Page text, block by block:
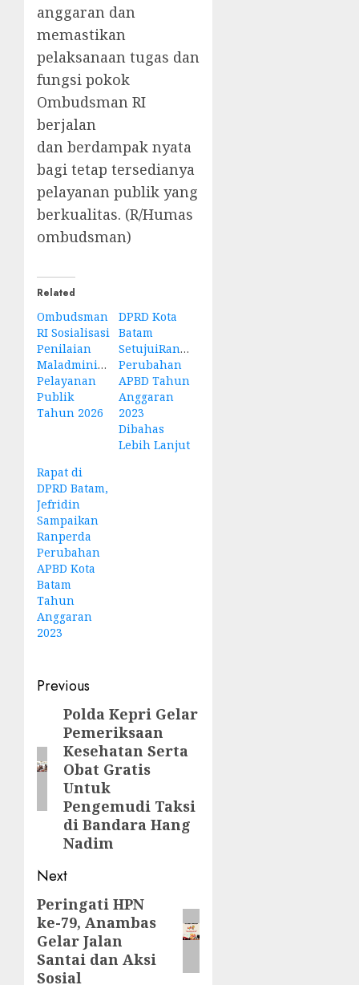
anggaran dan
memastikan
pelaksanaan tugas dan
fungsi pokok
Ombudsman RI
berjalan
dan berdampak nyata
bagi tetap tersedianya
pelayanan publik yang
berkualitas. (R/Humas
ombudsman)
Related
Ombudsman
RI Sosialisasi
Penilaian
Maladministrasi
Pelayanan
Publik
Tahun 2026
DPRD Kota
Batam
SetujuiRanperda
Perubahan
APBD Tahun
Anggaran
2023
Dibahas
Lebih Lanjut
Rapat di
DPRD Batam,
Jefridin
Sampaikan
Ranperda
Perubahan
APBD Kota
Batam
Tahun
Anggaran
2023
Post
navigation
Previous
Previous
post:
Polda Kepri Gelar
Pemeriksaan
Kesehatan Serta
Obat Gratis
Untuk
Pengemudi Taksi
di Bandara Hang
Nadim
Next
Next
post:
Peringati HPN
ke-79, Anambas
Gelar Jalan
Santai dan Aksi
Sosial